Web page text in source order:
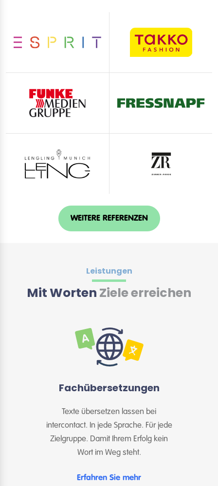
WEITERE REFERENZEN
Leistungen
Mit Worten Ziele erreichen
Fachübersetzungen
Texte übersetzen lassen bei
intercontact. In jede Sprache. Für jede
Zielgruppe. Damit Ihrem Erfolg kein
Wort im Weg steht.
Erfahren Sie mehr